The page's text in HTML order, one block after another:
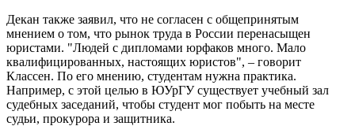
Декан также заявил, что не согласен с общепринятым
мнением о том, что рынок труда в России перенасыщен
юристами. "Людей с дипломами юрфаков много. Мало
квалифицированных, настоящих юристов", – говорит
Классен. По его мнению, студентам нужна практика.
Например, с этой целью в ЮУрГУ существует учебный зал
судебных заседаний, чтобы студент мог побыть на месте
судьи, прокурора и защитника.